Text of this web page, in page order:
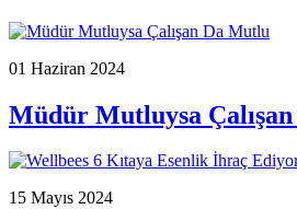
01 Haziran 2024
Müdür Mutluysa
15 Mayıs 2024